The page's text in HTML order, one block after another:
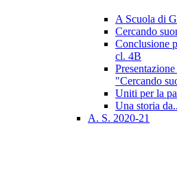
A Scuola di
Cercando
Conclusione
cl. 4B
"Cercando
Uniti per la
Una storia
A. S. 2020-21